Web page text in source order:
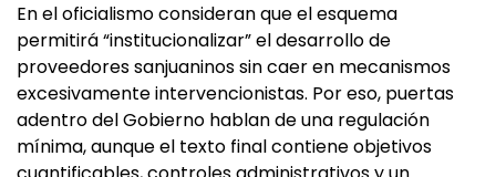
En el oficialismo consideran que el esquema
permitirá “institucionalizar” el desarrollo de
proveedores sanjuaninos sin caer en mecanismos
excesivamente intervencionistas. Por eso, puertas
adentro del Gobierno hablan de una regulación
mínima, aunque el texto final contiene objetivos